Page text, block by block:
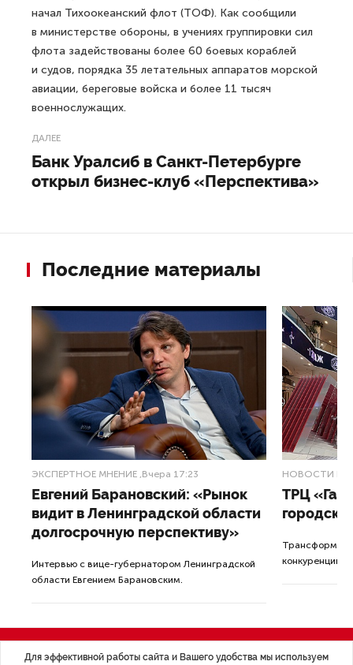
кораблей, катеров и судов обеспечения, также в них
задействованы свыше 2500 военнослужащих,
до 25 самолетов и вертолетов и до 500 единиц
специальной техники.
коммуникаций и пунктов базирования флота.
5 июня учения в Японском и Охотском морях также
начал Тихоокеанский флот (ТОФ). Как сообщили
авиации, береговые войска и более 11 тысяч
ДАЛЕЕ
Банк Уралсиб в Санкт-Петербурге
открыл бизнес-клуб «Перспектива»
Последние материалы
ЭКСПЕРТНОЕ МНЕНИЕ,Вчера 17:23 НОВОСТИ
Для эффективной работы сайта и Вашего удобства мы используем